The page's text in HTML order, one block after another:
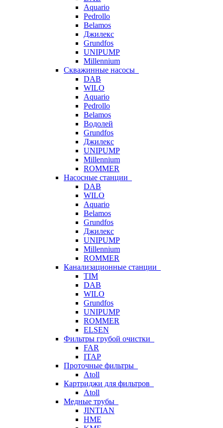
Aquario
Pedrollo
Belamos
Джилекс
Grundfos
UNIPUMP
Millennium
Скважинные насосы
DAB
WILO
Aquario
Pedrollo
Belamos
Водолей
Grundfos
Джилекс
UNIPUMP
Millennium
ROMMER
Насосные станции
DAB
WILO
Aquario
Belamos
Grundfos
Джилекс
UNIPUMP
Millennium
ROMMER
Канализационные станции
TIM
DAB
WILO
Grundfos
UNIPUMP
ROMMER
ELSEN
Фильтры грубой очистки
FAR
ITAP
Проточные фильтры
Atoll
Картриджи для фильтров
Atoll
Медные трубы
JINTIAN
HME